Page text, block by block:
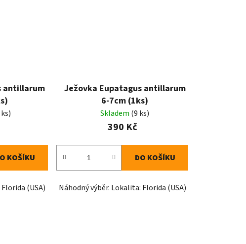
antillarum
KOŠÍKU
(USA)
Ježovka Eupatagus antillarum
6-7cm (1ks)
Skladem (9 ks)
390 Kč
DO KOŠÍKU
Náhodný výběr. Lokalita: Florida (USA)